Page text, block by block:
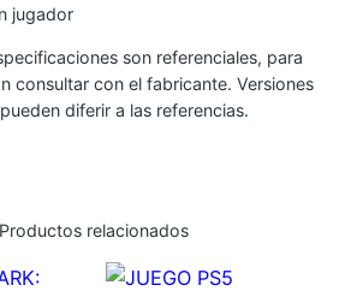
jugador
son referenciales, para
consultar con el fabricante. Versiones
diferir a las referencias.
Productos relacionados